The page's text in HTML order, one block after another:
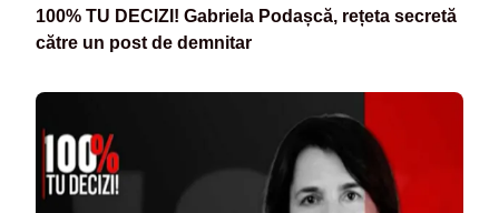
100% TU DECIZI! Gabriela Podașcă, rețeta secretă
către un post de demnitar